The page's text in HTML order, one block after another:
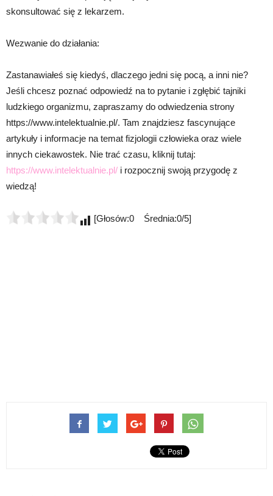
skonsultować się z lekarzem.
Wezwanie do działania:
Zastanawiałeś się kiedyś, dlaczego jedni się pocą, a inni nie?
Jeśli chcesz poznać odpowiedź na to pytanie i zgłębić tajniki
ludzkiego organizmu, zapraszamy do odwiedzenia strony
https://www.intelektualnie.pl/. Tam znajdziesz fascynujące
artykuły i informacje na temat fizjologii człowieka oraz wiele
innych ciekawostek. Nie trać czasu, kliknij tutaj:
https://www.intelektualnie.pl/ i rozpocznij swoją przygodę z
wiedzą!
[Głosów:0 Średnia:0/5]